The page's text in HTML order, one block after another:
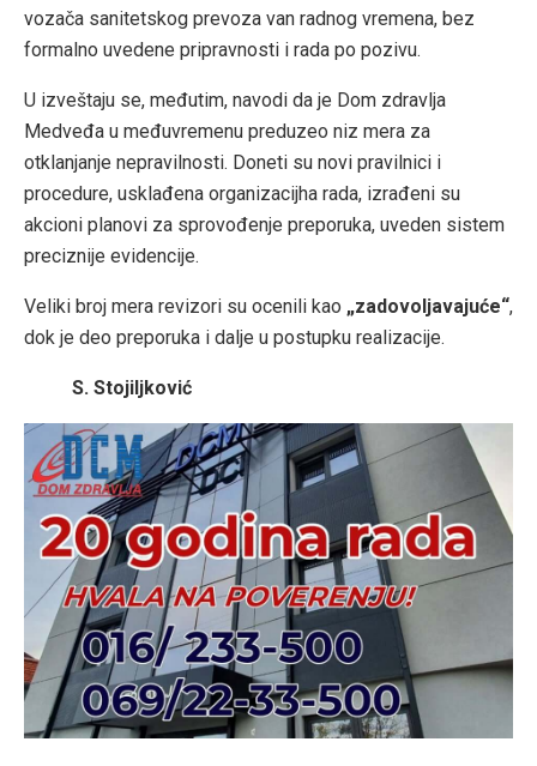
vozača sanitetskog prevoza van radnog vremena, bez
formalno uvedene pripravnosti i rada po pozivu.
U izveštaju se, međutim, navodi da je Dom zdravlja
Medveđa u međuvremenu preduzeo niz mera za
otklanjanje nepravilnosti. Doneti su novi pravilnici i
procedure, usklađena organizacijha rada, izrađeni su
akcioni planovi za sprovođenje preporuka, uveden sistem
preciznije evidencije.
Veliki broj mera revizori su ocenili kao „zadovoljavajuće“,
dok je deo preporuka i dalje u postupku realizacije.
S. Stojiljković